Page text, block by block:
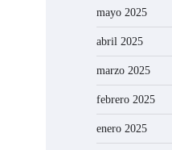
mayo 2025
abril 2025
marzo 2025
febrero 2025
enero 2025